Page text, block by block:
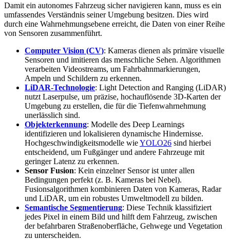
Damit ein autonomes Fahrzeug sicher navigieren kann, muss es ein
umfassendes Verständnis seiner Umgebung besitzen. Dies wird
durch eine Wahrnehmungsebene erreicht, die Daten von einer Reihe
von Sensoren zusammenführt.
Computer Vision (CV): Kameras dienen als primäre visuelle
Sensoren und imitieren das menschliche Sehen. Algorithmen
verarbeiten Videostreams, um Fahrbahnmarkierungen,
Ampeln und Schildern zu erkennen.
LiDAR-Technologie: Light Detection and Ranging (LiDAR)
nutzt Laserpulse, um präzise, hochauflösende 3D-Karten der
Umgebung zu erstellen, die für die Tiefenwahrnehmung
unerlässlich sind.
Objekterkennung: Modelle des Deep Learnings
identifizieren und lokalisieren dynamische Hindernisse.
Hochgeschwindigkeitsmodelle wieYOLO26 sind hierbei
entscheidend, um Fußgänger und andere Fahrzeuge mit
geringer Latenz zu erkennen.
Sensor Fusion: Kein einzelner Sensor ist unter allen
Bedingungen perfekt (z. B. Kameras bei Nebel).
Fusionsalgorithmen kombinieren Daten von Kameras, Radar
und LiDAR, um ein robustes Umweltmodell zu bilden.
Semantische Segmentierung: Diese Technik klassifiziert
jedes Pixel in einem Bild und hilft dem Fahrzeug, zwischen
der befahrbaren Straßenoberfläche, Gehwege und Vegetation
zu unterscheiden.